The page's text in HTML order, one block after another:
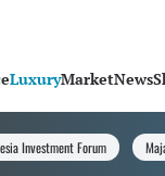
LuxuryMarketNews
Investment Forum